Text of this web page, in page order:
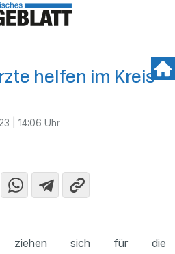
helfen im Kreis
| 14:06 Uhr
ziehen sich für die